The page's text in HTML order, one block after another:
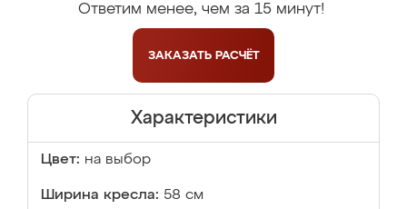
Ответим менее, чем за 15 минут!
ЗАКАЗАТЬ РАСЧЁТ
Характеристики
Цвет: на выбор
Ширина кресла: 58 см